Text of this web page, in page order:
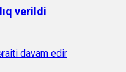
verildi